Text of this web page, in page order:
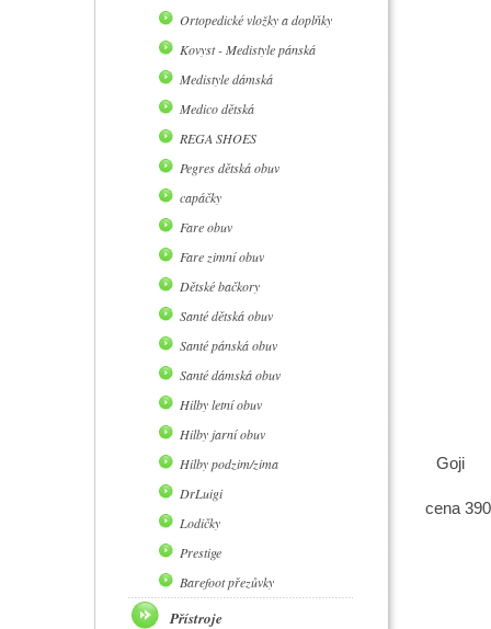
Goji
cena
Ortopedické vložky a doplňky
Kovyst - Medistyle pánská
Medistyle dámská
Medico dětská
REGA SHOES
Pegres dětská obuv
capáčky
Fare obuv
Fare zimní obuv
Dětské bačkory
Santé dětská obuv
Santé pánská obuv
Santé dámská obuv
Hilby letní obuv
Hilby jarní obuv
Hilby podzim/zima
DrLuigi
Lodičky
Prestige
Barefoot přezůvky
Přístroje